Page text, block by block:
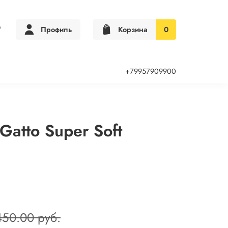
Профиль Корзина 0
+79957909900
Super Soft
руб.